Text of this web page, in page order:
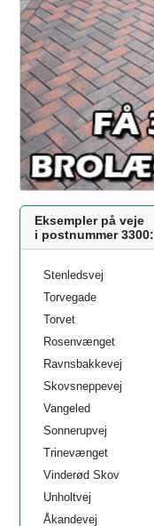
Eksempler på veje
i postnummer 3300:
Stenledsvej
Torvegade
Torvet
Rosenvænget
Ravnsbakkevej
Skovsneppevej
Vangeled
Sonnerupvej
Trinevænget
Vinderød Skov
Unholtvej
Åkandevej